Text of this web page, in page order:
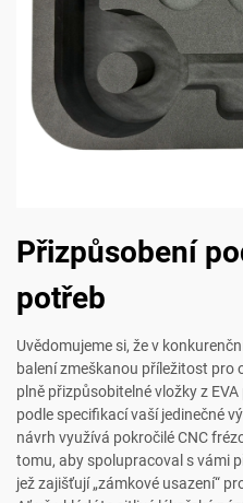
Přizpůsobení
potřeb
Uvědomujeme si, že v
balení zmeškanou příležitost pro
plně přizpůsobitelné vložky z
podle specifikací vaší jedinečné
návrh využívá pokročilé CNC
tomu, aby spolupracoval s vámi
jež zajišťují „zámkové usazení“